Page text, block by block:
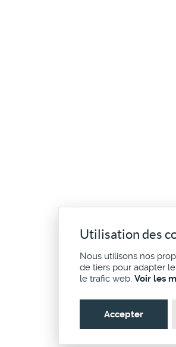
Utilisation des
Nous utilisons nos
de tiers pour adapter
le trafic web. Voir les
Accepter